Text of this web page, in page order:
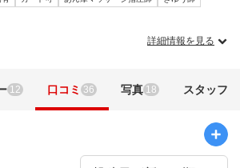
詳細情報を見る
12 口コミ 36 写真 18 スタッフ